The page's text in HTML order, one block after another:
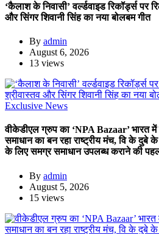
‘कैलाश के निवासी’ वर्ल्डवाइड रिकॉर्ड्स पर
और सिंगर शिवानी सिंह का नया बोलबम गीत
By admin
August 6, 2026
13 views
Exclusive News
वीकेडीएल ग्रुप का ‘NPA Bazaar’ भारत
समाधान का बन रहा राष्ट्रीय मंच, वि के दुबे के
के लिए समग्र समाधान उपलब्ध कराने की
By admin
August 5, 2026
15 views